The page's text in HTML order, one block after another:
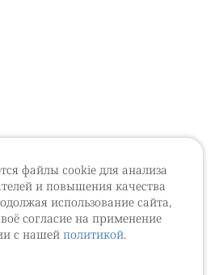
файлы cookie для анализа
и повышения качества
использование сайта,
согласие на применение
с нашей политикой.